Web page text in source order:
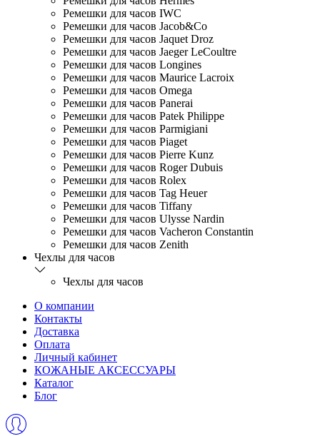
Ремешки для часов IWC
Ремешки для часов Jacob&Co
Ремешки для часов Jaquet Droz
Ремешки для часов Jaeger LeCoultre
Ремешки для часов Longines
Ремешки для часов Maurice Lacroix
Ремешки для часов Omega
Ремешки для часов Panerai
Ремешки для часов Patek Philippe
Ремешки для часов Parmigiani
Ремешки для часов Piaget
Ремешки для часов Pierre Kunz
Ремешки для часов Roger Dubuis
Ремешки для часов Rolex
Ремешки для часов Tag Heuer
Ремешки для часов Tiffany
Ремешки для часов Ulysse Nardin
Ремешки для часов Vacheron Constantin
Ремешки для часов Zenith
Чехлы для часов
Чехлы для часов
О компании
Контакты
Доставка
Оплата
Личный кабинет
КОЖАНЫЕ АКСЕССУАРЫ
Каталог
Блог